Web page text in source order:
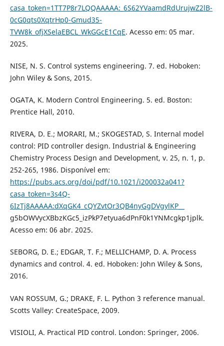
casa_token=1TT7P8r7LQQAAAAA:_6S62YVaamdRdUrujwZ2lB-
0cG0qts0XqtrHp0-Gmud35-
TVW8k_ofjXSelaEBCL_WkGGcE1CqE. Acesso em: 05 mar.
2025.
NISE, N. S. Control systems engineering. 7. ed. Hoboken:
John Wiley & Sons, 2015.
OGATA, K. Modern Control Engineering. 5. ed. Boston:
Prentice Hall, 2010.
RIVERA, D. E.; MORARI, M.; SKOGESTAD, S. Internal model
control: PID controller design. Industrial & Engineering
Chemistry Process Design and Development, v. 25, n. 1, p.
252-265, 1986. Disponível em:
https://pubs.acs.org/doi/pdf/10.1021/i200032a041?
casa_token=3s4Q-
6IzTj8AAAAA:dXqGK4_cQYZvtOr3QB4nyGgDVgylKP__
g5bOWVycXBbzKGc5_izPkP7etyua6dPnF0k1YNMcgkp1jplk.
Acesso em: 06 abr. 2025.
SEBORG, D. E.; EDGAR, T. F.; MELLICHAMP, D. A. Process
dynamics and control. 4. ed. Hoboken: John Wiley & Sons,
2016.
VAN ROSSUM, G.; DRAKE, F. L. Python 3 reference manual.
Scotts Valley: CreateSpace, 2009.
VISIOLI, A. Practical PID control. London: Springer, 2006.